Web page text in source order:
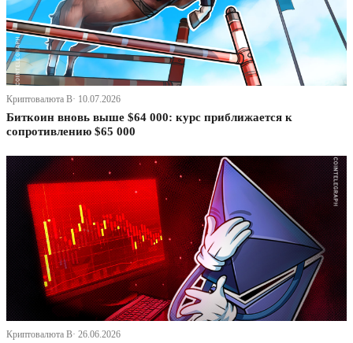
Криптовалюта В· 10.07.2026
Биткоин вновь выше $64 000: курс приближается к
сопротивлению $65 000
Криптовалюта В· 26.06.2026